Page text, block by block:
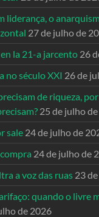
liderança, o
27 de julho de
la 21-a jarcento 26
no século XXI 26 de
de riqueza,
25 de julho
sale 24 de julho de
24 de julho de
a voz das ruas 23
quando o livre
de 2026